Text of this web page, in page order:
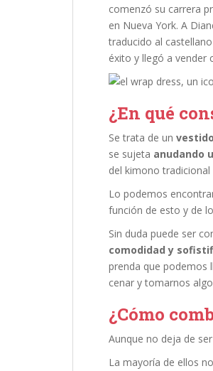
comenzó su carrera
en Nueva York. A
traducido al
éxito y llegó a vender
¿En qué
Se trata de un
se sujeta anudando
del kimono
Lo podemos
función de esto y de
Sin duda puede ser
comodidad y
prenda que podemos
cenar y tomarnos
¿Cómo
Aunque no deja de
La mayoría de ellos